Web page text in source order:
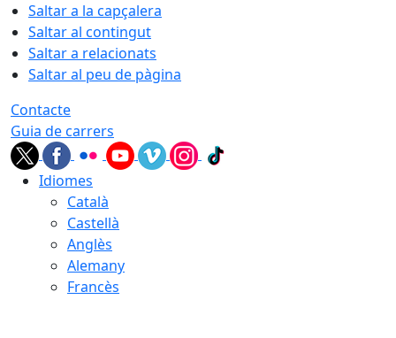
Saltar a la capçalera
Saltar al contingut
Saltar a relacionats
Saltar al peu de pàgina
Contacte
Guia de carrers
Idiomes
Català
Castellà
Anglès
Alemany
Francès